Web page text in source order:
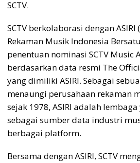
SCTV.
SCTV berkolaborasi dengan
Rekaman Musik Indonesia
penentuan nominasi SCTV Music
berdasarkan data resmi The
yang dimiliki ASIRI. Sebagai
menaungi perusahaan rekaman
sejak 1978, ASIRI adalah
sebagai sumber data industri
berbagai platform.
Bersama dengan ASIRI, SCTV